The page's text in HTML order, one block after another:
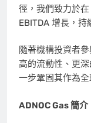
徑，我們致力於
EBITDA 增長，持
隨著機構投資者
高的流動性、更
一步鞏固其作為
ADNOC Gas 簡介